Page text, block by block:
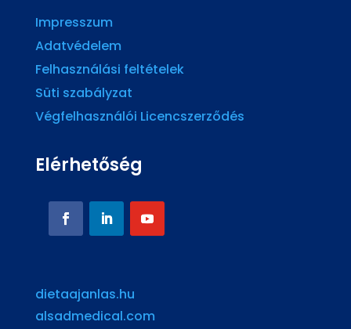
Impresszum
Adatvédelem
Felhasználási feltételek
Süti szabályzat
Végfelhasználói Licencszerződés
Elérhetőség
dietaajanlas.hu
alsadmedical.com